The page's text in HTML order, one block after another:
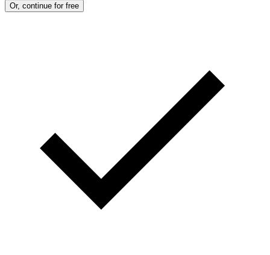
Or, continue for free